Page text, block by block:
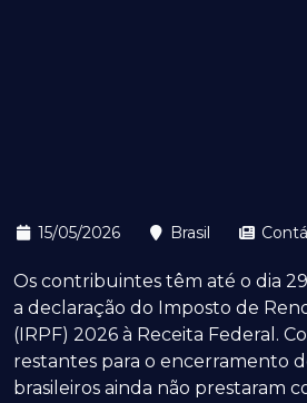
15/05/2026 Brasil
Os contribuintes têm até o dia
a declaração do Imposto de
(IRPF) 2026 à Receita Federal.
restantes para o encerramento
brasileiros ainda não prestaram